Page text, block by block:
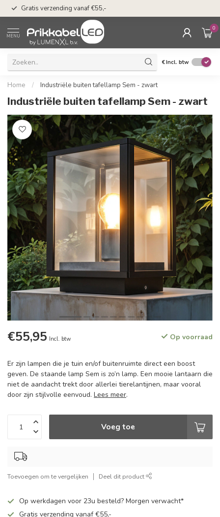
Gratis verzending vanaf €55,-
MENU
0
€Incl. btw
Home / Industriële buiten tafellamp Sem - zwart
Industriële buiten tafellamp Sem - zwart
€55,95 Incl. btw Op voorraad
Er zijn lampen die je tuin en/of buitenruimte direct een boost
geven. De staande lamp Sem is zo’n lamp. Een mooie lantaarn die
niet de aandacht trekt door allerlei tierelantijnen, maar vooral
door zijn stijlvolle eenvoud. Lees meer.
Voeg toe
Toevoegen om te vergelijken Deel dit product
Op werkdagen voor 23u besteld? Morgen verwacht*
Gratis verzending vanaf €55,-